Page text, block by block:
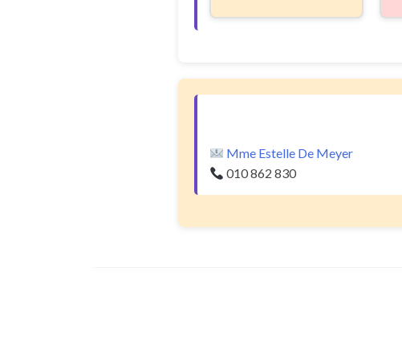
Mme Estelle De Meyer
010 862 830